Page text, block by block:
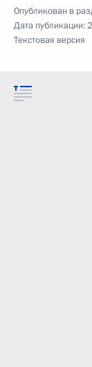
Опубликован в
Дата публикации:
Текстовая версия